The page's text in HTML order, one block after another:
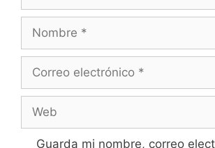
electrónico
Guarda mi nombre, correo